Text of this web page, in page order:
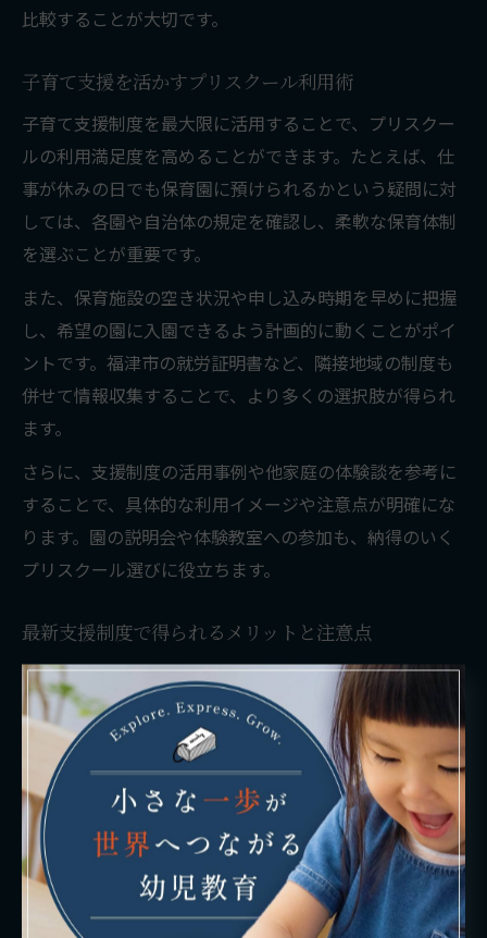
比較することが大切です。
子育て支援を活かすプリスクール利用術
子育て支援制度を最大限に活用することで、プリスクー
ルの利用満足度を高めることができます。たとえば、仕
事が休みの日でも保育園に預けられるかという疑問に対
しては、各園や自治体の規定を確認し、柔軟な保育体制
を選ぶことが重要です。
また、保育施設の空き状況や申し込み時期を早めに把握
し、希望の園に入園できるよう計画的に動くことがポイ
ントです。福津市の就労証明書など、隣接地域の制度も
併せて情報収集することで、より多くの選択肢が得られ
ます。
さらに、支援制度の活用事例や他家庭の体験談を参考に
することで、具体的な利用イメージや注意点が明確にな
ります。園の説明会や体験教室への参加も、納得のいく
プリスクール選びに役立ちます。
最新支援制度で得られるメリットと注意点
福岡県福岡市古賀市エリアでは、近年の子育て支援制度
の拡充により、多くの家庭が経済的なメリットを享受で
きるようになりました。たとえば、保育料無償化や補助
金の支給により、家計負担が大きく軽減されるケースが
増えています。
しかし、支援制度には適用条件や利用期間、必要書類な
ど注意すべき点も多く存在します。特に、年度ごとに制
度内容が変わる場合や、申請漏れによる制度未利用のリ